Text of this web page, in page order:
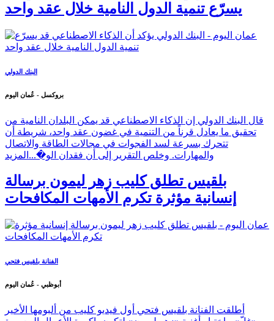
البنك الدولي يؤكد أن الذكاء الاصطناعي قد
يسرّع تنمية الدول النامية خلال عقد واحد
قال البنك الدولي إن الذكاء الاصطناعي قد يمكن البلدان النامية من
تحقيق ما يعادل قرناً من التنمية في غضون عقد واحد، شريطة أن
تتحرك بسرعة لسد الفجوات في مجالات الطاقة والاتصال
والمهارات. وخلص التقرير إلى أن فقدان الو�...
المزيد
بلقيس تطلق كليب زهر ليمون برسالة
إنسانية مؤثرة تكرم الأمهات المكافحات